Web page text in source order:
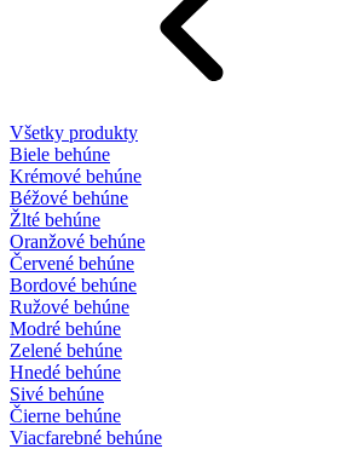
Všetky produkty
Biele behúne
Krémové behúne
Béžové behúne
Žlté behúne
Oranžové behúne
Červené behúne
Bordové behúne
Ružové behúne
Modré behúne
Zelené behúne
Hnedé behúne
Sivé behúne
Čierne behúne
Viacfarebné behúne